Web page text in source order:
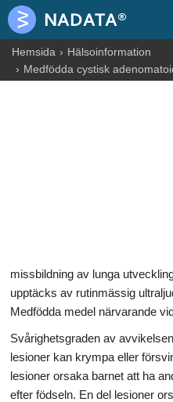
VIRALA SJUKDOMAR
ALLERGIER
GRAVIDITET
Hemsida
Hälsoinformation
Medfödda cystisk
missbildning av lunga
upptäcks av rutinmässig
Medfödda medel närvarande
Svårighetsgraden av
lesioner kan krympa eller
lesioner orsaka barnet att ha
efter födseln. En del lesioner